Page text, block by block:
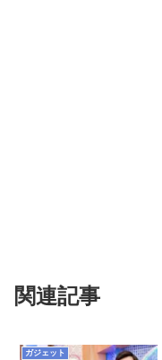
関連記事
ガジェット